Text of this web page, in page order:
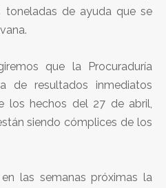
toneladas de ayuda que se
que la Procuraduría
de resultados inmediatos
los hechos del 27 de abril,
siendo cómplices de los
las semanas próximas la